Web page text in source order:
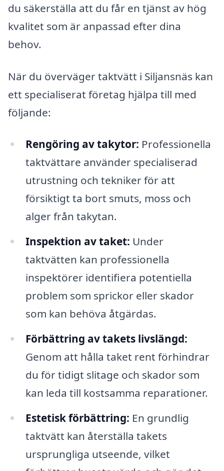
du säkerställa att du får en tjänst av hög
kvalitet som är anpassad efter dina
behov.
När du överväger taktvätt i Siljansnäs kan
ett specialiserat företag hjälpa till med
följande:
Rengöring av takytor: Professionella
taktvättare använder specialiserad
utrustning och tekniker för att
försiktigt ta bort smuts, moss och
alger från takytan.
Inspektion av taket: Under
taktvätten kan professionella
inspektörer identifiera potentiella
problem som sprickor eller skador
som kan behöva åtgärdas.
Förbättring av takets livslängd:
Genom att hålla taket rent förhindrar
du för tidigt slitage och skador som
kan leda till kostsamma reparationer.
Estetisk förbättring: En grundlig
taktvätt kan återställa takets
ursprungliga utseende, vilket